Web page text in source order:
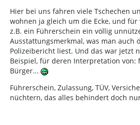
Hier bei uns fahren viele Tschechen
wohnen ja gleich um die Ecke, und
z.B. ein Führerschein ein völlig
Ausstattungsmerkmal, was man auch
Polizeibericht liest. Und das war jetzt
Beispiel, für deren Interpretation von:
Bürger...
Führerschein, Zulassung, TÜV,
nüchtern, das alles behindert doch